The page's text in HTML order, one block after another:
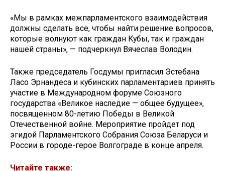
«Мы в рамках межпарламентского взаимодействия
должны сделать все, чтобы найти решение вопросов,
которые волнуют как граждан Кубы, так и граждан
нашей страны», — подчеркнул Вячеслав Володин.
Также председатель Госдумы пригласил Эстебана
Ласо Эрнандеса и кубинских парламентариев принять
участие в Международном форуме Союзного
государства «Великое наследие — общее будущее»,
посвященном 80-летию Победы в Великой
Отечественной войне. Мероприятие пройдет под
эгидой Парламентского Собрания Союза Беларуси и
России в городе-герое Волгограде в конце апреля.
Читайте также: